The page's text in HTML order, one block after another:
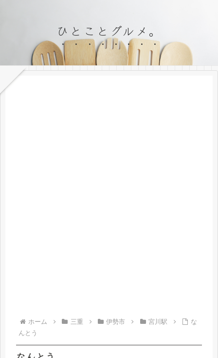
ひとことグルメ。
ホーム 三重 伊勢市 宮川駅
な
んとう